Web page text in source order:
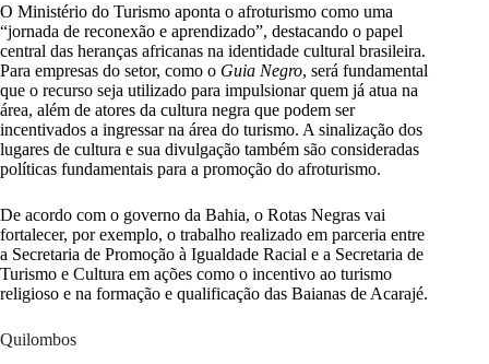
O Ministério do Turismo aponta o afroturismo como uma
“jornada de reconexão e aprendizado”, destacando o papel
central das heranças africanas na identidade cultural brasileira.
Para empresas do setor, como o Guia Negro, será fundamental
que o recurso seja utilizado para impulsionar quem já atua na
área, além de atores da cultura negra que podem ser
incentivados a ingressar na área do turismo. A sinalização dos
lugares de cultura e sua divulgação também são consideradas
políticas fundamentais para a promoção do afroturismo.
De acordo com o governo da Bahia, o Rotas Negras vai
fortalecer, por exemplo, o trabalho realizado em parceria entre
a Secretaria de Promoção à Igualdade Racial e a Secretaria de
Turismo e Cultura em ações como o incentivo ao turismo
religioso e na formação e qualificação das Baianas de Acarajé.
Quilombos